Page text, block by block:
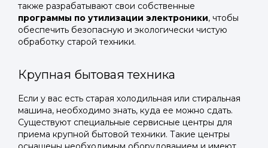
также разрабатывают свои собственные
программы по утилизации электроники, чтобы
обеспечить безопасную и экологически чистую
обработку старой техники.
Крупная бытовая техника
Если у вас есть старая холодильная или стиральная
машина, необходимо знать, куда ее можно сдать.
Существуют специальные сервисные центры для
приема крупной бытовой техники. Такие центры